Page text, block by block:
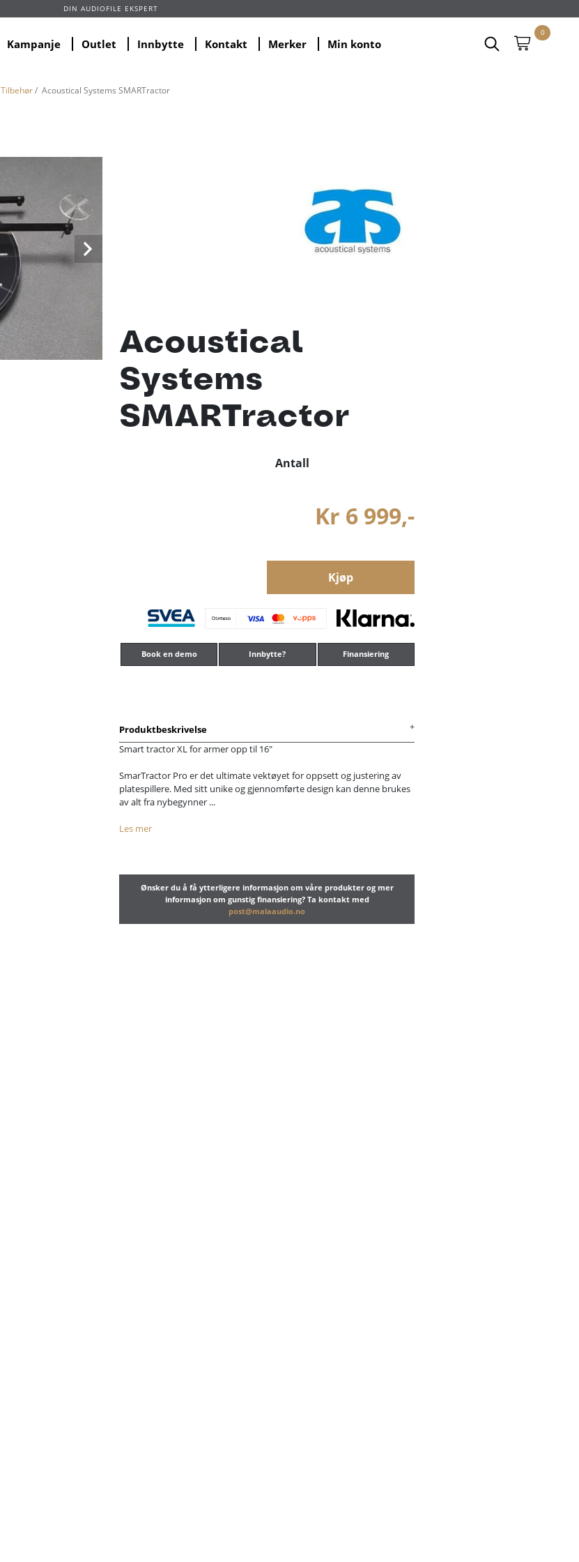
DIN AUDIOFILE EKSPERT
Kampanje Outlet Innbytte Kontakt Merker Min konto
0
Tilbehør/ Acoustical Systems SMARTractor
Acoustical
Systems
SMARTractor
Antall
Kr 6 999,-
Kjøp
Book en demo Innbytte? Finansiering
Produktbeskrivelse
Smart tractor XL for armer opp til 16"
SmarTractor Pro er det ultimate vektøyet for oppsett og justering av
platespillere. Med sitt unike og gjennomførte design kan denne brukes
av alt fra nybegynner ...
Les mer
Ønsker du å få ytterligere informasjon om våre produkter og mer
informasjon om gunstig finansiering? Ta kontakt med
post@malaaudio.no